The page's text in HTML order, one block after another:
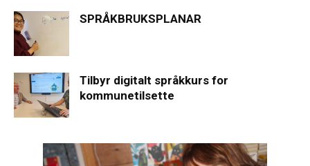
SPRÅKBRUKSPLANAR
Tilbyr digitalt språkkurs for
kommunetilsette